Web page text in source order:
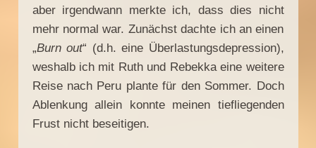
aber irgendwann merkte ich, dass dies nicht
mehr normal war. Zunächst dachte ich an einen
„Burn out“ (d.h. eine Überlastungsdepression),
weshalb ich mit Ruth und Rebekka eine weitere
Reise nach Peru plante für den Sommer. Doch
Ablenkung allein konnte meinen tiefliegenden
Frust nicht beseitigen.